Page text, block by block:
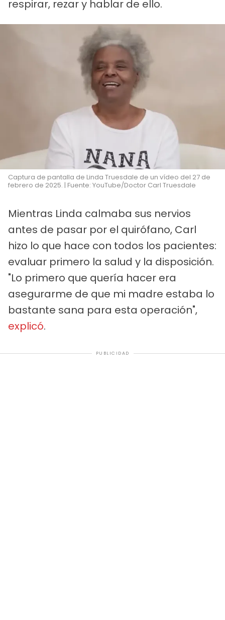
respirar, rezar y hablar de ello.
Captura de pantalla de Linda Truesdale de un vídeo del 27 de
febrero de 2025. | Fuente: YouTube/Doctor Carl Truesdale
Mientras Linda calmaba sus nervios
antes de pasar por el quirófano, Carl
hizo lo que hace con todos los pacientes:
evaluar primero la salud y la disposición.
"Lo primero que quería hacer era
asegurarme de que mi madre estaba lo
bastante sana para esta operación",
explicó.
PUBLICIDAD